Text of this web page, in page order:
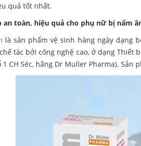
quả tốt nhất.
an toàn, hiệu quả cho phụ nữ bị nấm
là sản phẩm vệ sinh hàng ngày dạng
tác bởi công nghệ cao, ở dạng Thiết
CH Séc, hãng Dr Muller Pharma).